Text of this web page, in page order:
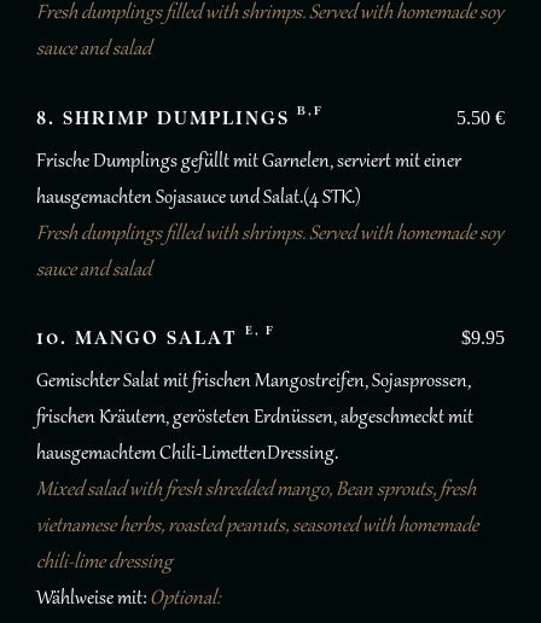
Fresh dumplings filled with shrimps. Served with homemade soy
sauce and salad
8. SHRIMP DUMPLINGSB,F 5.50 €
Frische Dumplings gefüllt mit Garnelen, serviert mit einer
hausgemachten Sojasauce und Salat.(4 STK.)
Fresh dumplings filled with shrimps. Served with homemade soy
sauce and salad
10. MANGO SALATE, F $9.95
Gemischter Salat mit frischen Mangostreifen, Sojasprossen,
frischen Kräutern, gerösteten Erdnüssen, abgeschmeckt mit
hausgemachtem Chili-LimettenDressing.
Mixed salad with fresh shredded mango, Bean sprouts, fresh
vietnamese herbs, roasted peanuts, seasoned with homemade
chili-lime dressing
Wählweise mit: Optional: